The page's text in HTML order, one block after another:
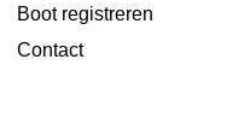
Boot registreren
Contact